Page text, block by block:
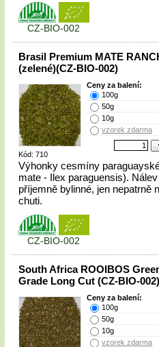
CZ-BIO-002
Brasil Premium MATE
(zelené)(CZ-BIO-002)
Kód: 710
Ceny za balení:
100g
50g
10g
vzorek zdarma
Výhonky cesmíny
mate - Ilex paraguensis).
příjemně bylinné, jen nepatrně
chuti.
CZ-BIO-002
South Africa ROOIBOS
Grade Long Cut (CZ-BIO-002)
Ceny za balení:
100g
50g
10g
vzorek zdarma